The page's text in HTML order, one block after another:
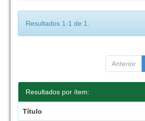
Resultados 1-1 de 1.
Anterior
Resultados por ítem:
Título